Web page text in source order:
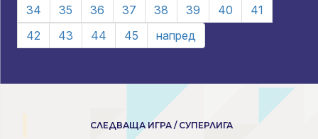
34
35 36 37 38 39 40
41
42
43 44 45 напред
СЛЕДВАЩА ИГРА / СУПЕРЛИГА